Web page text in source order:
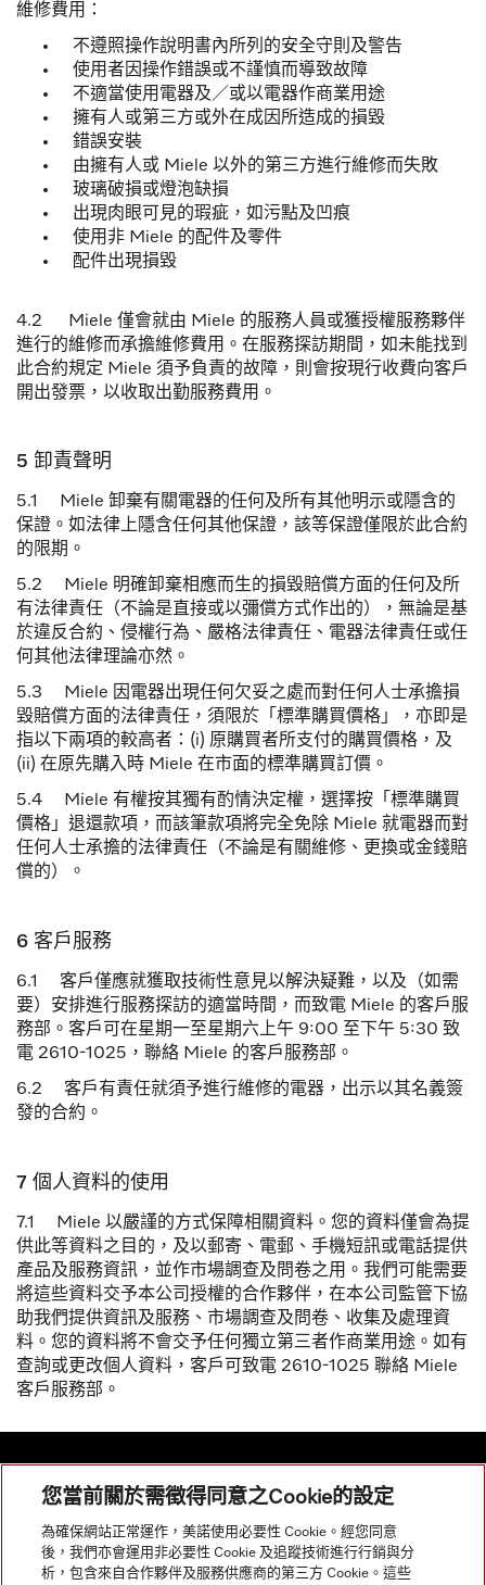
維修費用：
不遵照操作說明書內所列的安全守則及警告
使用者因操作錯誤或不謹慎而導致故障
不適當使用電器及／或以電器作商業用途
擁有人或第三方或外在成因所造成的損毀
錯誤安裝
由擁有人或 Miele 以外的第三方進行維修而失敗
玻璃破損或燈泡缺損
出現肉眼可見的瑕疵，如污點及凹痕
使用非 Miele 的配件及零件
配件出現損毀
4.2 Miele 僅會就由 Miele 的服務人員或獲授權服務夥伴
進行的維修而承擔維修費用。在服務探訪期間，如未能找到
此合約規定 Miele 須予負責的故障，則會按現行收費向客戶
開出發票，以收取出勤服務費用。
5 卸責聲明
5.1 Miele 卸棄有關電器的任何及所有其他明示或隱含的
保證。如法律上隱含任何其他保證，該等保證僅限於此合約
的限期。
5.2 Miele 明確卸棄相應而生的損毀賠償方面的任何及所
有法律責任（不論是直接或以彌償方式作出的），無論是基
於違反合約、侵權行為、嚴格法律責任、電器法律責任或任
何其他法律理論亦然。
5.3 Miele 因電器出現任何欠妥之處而對任何人士承擔損
毀賠償方面的法律責任，須限於「標準購買價格」，亦即是
指以下兩項的較高者：(i) 原購買者所支付的購買價格，及
(ii) 在原先購入時 Miele 在市面的標準購買訂價。
5.4 Miele 有權按其獨有酌情決定權，選擇按「標準購買
價格」退還款項，而該筆款項將完全免除 Miele 就電器而對
任何人士承擔的法律責任（不論是有關維修、更換或金錢賠
償的）。
6 客戶服務
6.1 客戶僅應就獲取技術性意見以解決疑難，以及（如需
要）安排進行服務探訪的適當時間，而致電 Miele 的客戶服
務部。客戶可在星期一至星期六上午 9:00 至下午 5:30 致
電 2610-1025，聯絡 Miele 的客戶服務部。
6.2 客戶有責任就須予進行維修的電器，出示以其名義簽
發的合約。
7 個人資料的使用
7.1 Miele 以嚴謹的方式保障相關資料。您的資料僅會為提
供此等資料之目的，及以郵寄、電郵、手機短訊或電話提供
產品及服務資訊 ， 並作市場調查及問卷之用 。 我們可能需要
將這些資料交予本公司授權的合作夥伴，在本公司監管下協
助我們提供資訊及服務、市場調查及問卷、 收集及處理資
料 。您的資料將不會交予任何獨立第三者作商業用途。如有
查詢或更改個人資料，客戶可致電 2610-1025 聯絡 Miele
客戶服務部。
網站導航
您當前關於需徵得同意之Cookie的設定
為確保網站正常運作，美諾使用必要性 Cookie。經您同意
後，我們亦會運用非必要性 Cookie 及追蹤技術進行行銷與分
析，包含來自合作夥伴及服務供應商的第三方 Cookie。這些